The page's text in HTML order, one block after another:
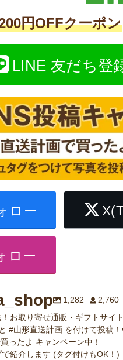
円OFFクーポン
LINE 友だち登
ロー
ロー
1,282
2,760
お取り寄せ通販・ギフトサイ
#山形直送計画 を付けて投稿
ったよ キャンペーン中！
紹介します (タグ付けもOK！)